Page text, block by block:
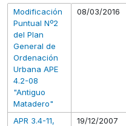
Modificación
Puntual Nº2
del Plan
General de
Ordenación
Urbana APE
4.2-08
"Antiguo
Matadero"
08/03/2016
APR 3.4-11,
19/12/2007